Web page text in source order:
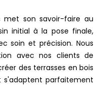
met son savoir-faire au
initial à la pose finale,
soin et précision. Nous
avec nos clients de
des terrasses en bois
s'adaptent parfaitement